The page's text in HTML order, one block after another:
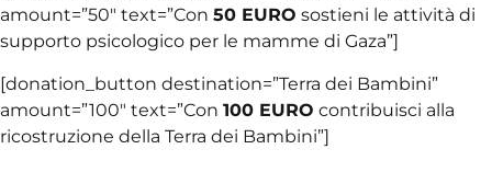
amount=”50″ text=”Con 50 EURO sostieni le attività di
supporto psicologico per le mamme di Gaza”]
[donation_button destination=”Terra dei Bambini”
amount=”100″ text=”Con 100 EURO contribuisci alla
ricostruzione della Terra dei Bambini”]